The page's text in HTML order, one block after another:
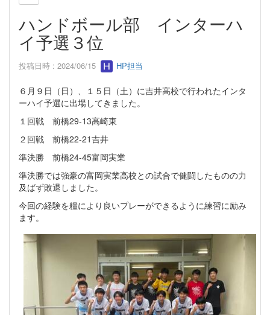
ハンドボール部 インターハ
イ予選３位
投稿日時 : 2024/06/15 HP担当
６月９日（日）、１５日（土）に吉井高校で行われたインタ
ーハイ予選に出場してきました。
１回戦 前橋29-13高崎東
２回戦 前橋22-21吉井
準決勝 前橋24-45富岡実業
準決勝では強豪の富岡実業高校との試合で健闘したものの力
及ばず敗退しました。
今回の経験を糧により良いプレーができるように練習に励み
ます。